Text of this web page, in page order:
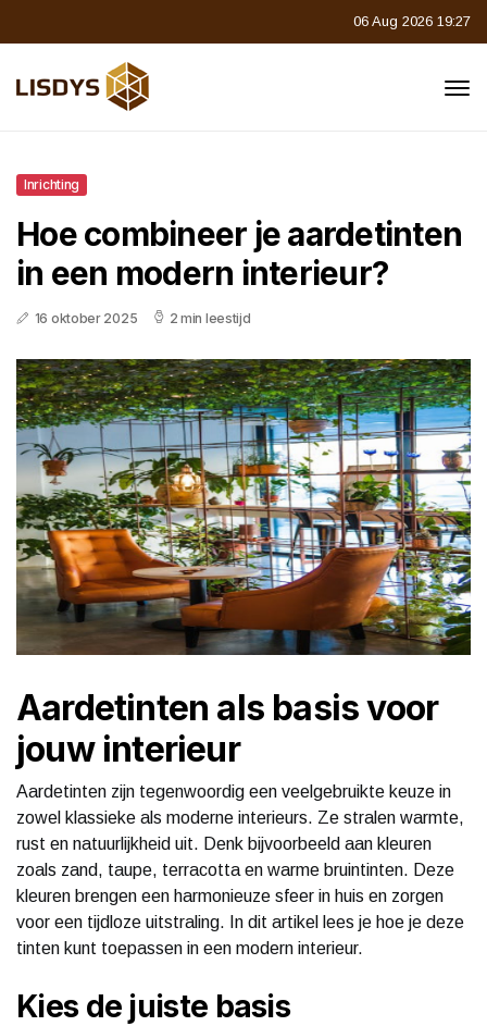
06 Aug 2026 19:27
Inrichting
Hoe combineer je aardetinten
in een modern interieur?
16 oktober 2025 2 min leestijd
Aardetinten als basis voor
jouw interieur
Aardetinten zijn tegenwoordig een veelgebruikte keuze in
zowel klassieke als moderne interieurs. Ze stralen warmte,
rust en natuurlijkheid uit. Denk bijvoorbeeld aan kleuren
zoals zand, taupe, terracotta en warme bruintinten. Deze
kleuren brengen een harmonieuze sfeer in huis en zorgen
voor een tijdloze uitstraling. In dit artikel lees je hoe je deze
tinten kunt toepassen in een modern interieur.
Kies de juiste basis